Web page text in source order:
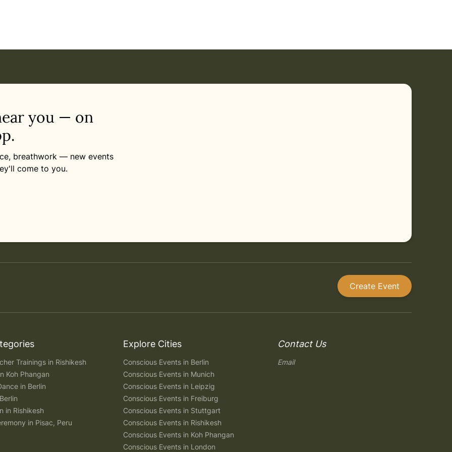
you — on
breathwork — new events
come to you.
Create Event
Trainings in Rishikesh
Koh Phangan
in Berlin
in Rishikesh
in Pisac, Peru
Explore Cities
Conscious Events in Berlin
Conscious Events in Munich
Conscious Events in Leipzig
Conscious Events in Freiburg
Conscious Events in Stuttgart
Conscious Events in Rishikesh
Conscious Events in Koh Phangan
Conscious Events in London
Contact Us
Email